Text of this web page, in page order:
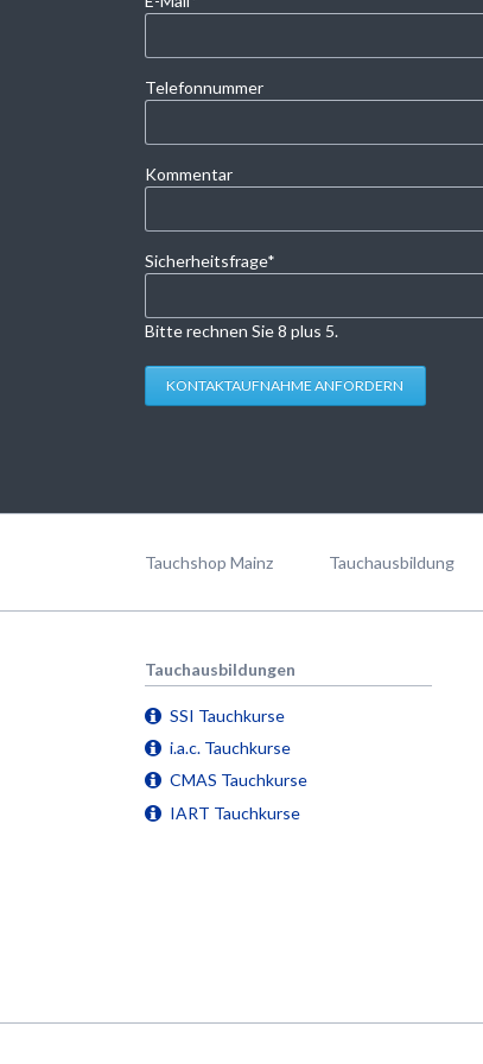
Telefonnummer
Kommentar
Pflichtfeld
Sicherheitsfrage*
Bitte rechnen Sie 8 plus 5.
KONTAKTAUFNAHME ANFORDERN
Tauchshop Mainz Tauchausbildung
Tauchausbildungen
SSI Tauchkurse
i.a.c. Tauchkurse
CMAS Tauchkurse
IART Tauchkurse